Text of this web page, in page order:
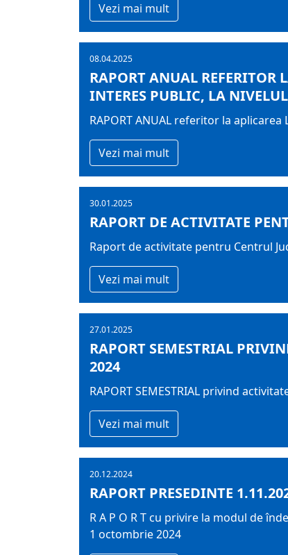
Vezi mai mult
08.04.2025
RAPORT ANUAL REFERITOR
INTERES PUBLIC, LA
RAPORT ANUAL referitor la aplicarea
Vezi mai mult
30.01.2025
RAPORT DE ACTIVITATE
Raport de activitate pentru Centrul
Vezi mai mult
27.01.2025
RAPORT SEMESTRIAL
2024
RAPORT SEMESTRIAL privind
Vezi mai mult
20.12.2024
RAPORT PRESEDINTE
R A P O R T cu privire la modul de
1 octombrie 2024